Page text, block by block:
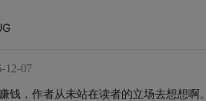
12-07
钱，作者从未站在读者的立场去想想啊